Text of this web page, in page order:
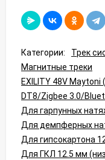
Категории:
Трек
Магнитные треки
EXILITY 48V Maytoni
DT8/Zigbee 3.0/
Для гарпунных
Для демпферных
Для гипсокартона
Для ГКЛ 12.5 мм